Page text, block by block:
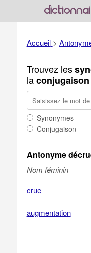
Accueil >
Trouvez les
laconjugaison
Synonymes
Conjugaison
Antonyme
Nom féminin
crue
augmentation